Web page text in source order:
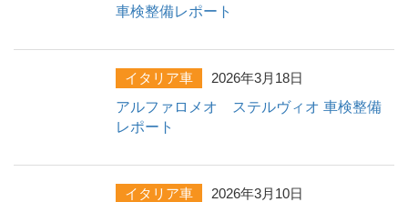
車検整備レポート
イタリア車
2026年3月18日
アルファロメオ ステルヴィオ 車検整備
レポート
イタリア車
2026年3月10日